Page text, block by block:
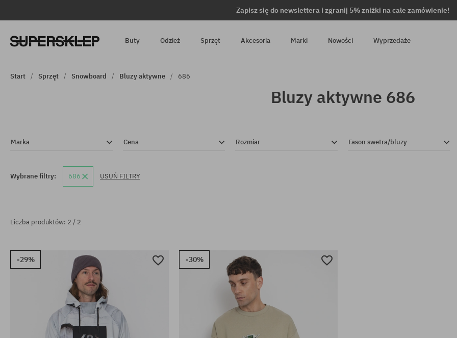
Zapisz się do newslettera i zgranij 5% zniżki na całe zamówienie!
Buty Odzież Sprzęt Akcesoria Marki Nowości Wyprzedaże
Start Sprzęt Snowboard Bluzy aktywne 686
Bluzy aktywne 686
Marka Cena Rozmiar Fason swetra/bluzy
Wybrane filtry: 686 USUŃ FILTRY
Liczba produktów: 2 / 2
-29% -30%